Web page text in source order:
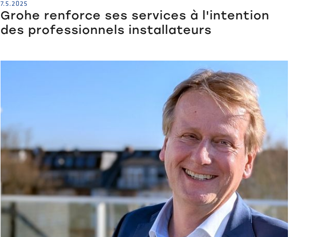
7.5.2025
Grohe renforce ses services à l'intention
des professionnels installateurs